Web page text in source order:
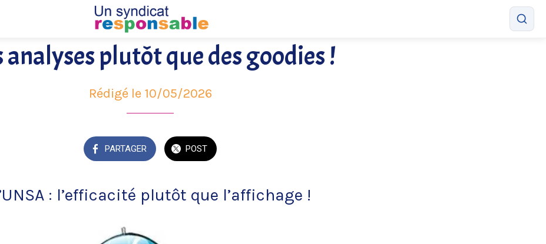
analyses plutôt que des goodies !
Rédigé le 10/05/2026
PARTAGER POST
: l’efficacité plutôt que l’affichage !